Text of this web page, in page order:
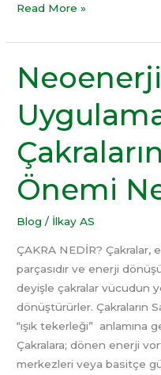
Read More »
Neoenerji
Önemi
Blog / İlkay AS
ÇAKRA NEDİR? Çakralar,
parçasıdır ve enerji
deyişle çakralar vücudun
dönüştürürler. Çakraların
“ışık tekerleği” anlamına
Çakralara; dönen enerji
merkezleri veya basitçe
Neoenerji
Uygulamasında
Çakraların
Yeri
Ve
Önemi
Nedir?